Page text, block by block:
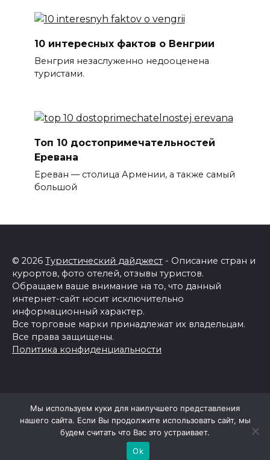
10 интересных фактов о Венгрии
Венгрия незаслуженно недооценена
туристами.
Топ 10 достопримечательностей
Еревана
Ереван — столица Армении, а также самый
большой
© 2026 Туристический дайджест - Описание стран и
курортов, фото отелей, отзывы туристов.
Обращаем ваше внимание на то, что данный
интернет-сайт носит исключительно
информационный характер.
Все торговые марки принадлежат их владельцам.
Все права защищены.
Политика конфиденциальности
Мы используем куки для наилучшего представления
нашего сайта. Если Вы продолжите использовать сайт, мы
будем считать что Вас это устраивает.
Ok